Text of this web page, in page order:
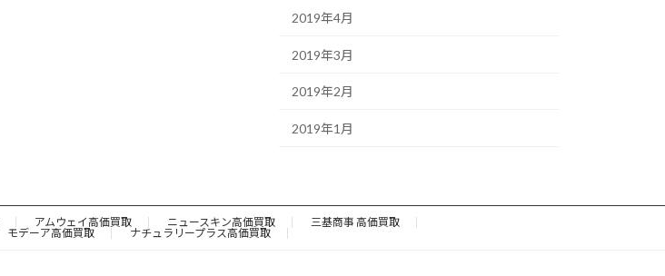
2019年4月
2019年3月
2019年2月
2019年1月
アムウェイ高価買取 ニュースキン高価買取
三基商事 高価買取
モデーア高価買取 ナチュラリープラス高価買取